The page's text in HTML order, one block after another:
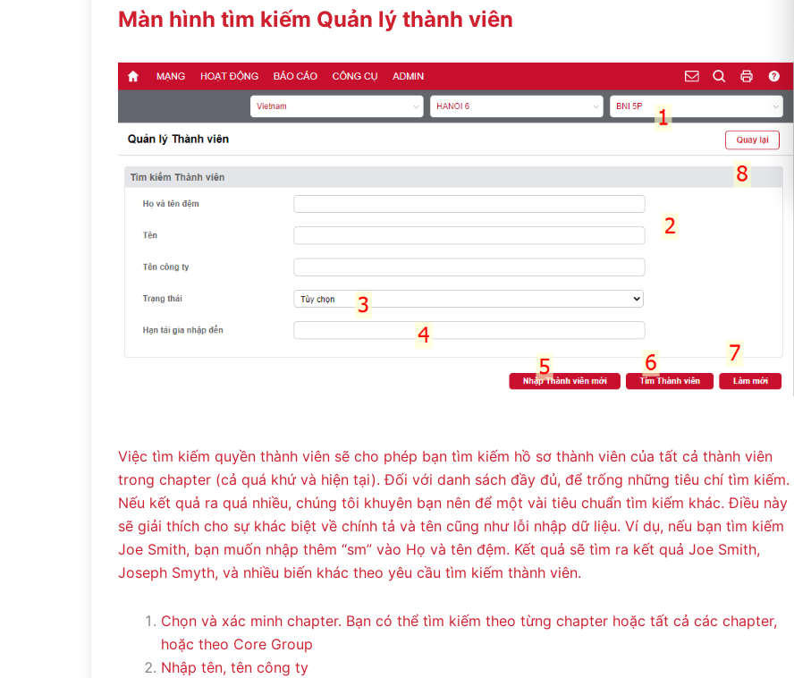
Màn hình tìm kiếm Quản lý thành viên
Việc tìm kiếm quyền thành viên sẽ cho phép bạn tìm kiếm hồ sơ thành viên của tất cả thành viên
trong chapter (cả quá khứ và hiện tại). Đối với danh sách đầy đủ, để trống những tiêu chí tìm kiếm.
Nếu kết quả ra quá nhiều, chúng tôi khuyên bạn nên để một vài tiêu chuẩn tìm kiếm khác. Điều này
sẽ giải thích cho sự khác biệt về chính tả và tên cũng như lỗi nhập dữ liệu. Ví dụ, nếu bạn tìm kiếm
Joe Smith, bạn muốn nhập thêm “sm” vào Họ và tên đệm. Kết quả sẽ tìm ra kết quả Joe Smith,
Joseph Smyth, và nhiều biến khác theo yêu cầu tìm kiếm thành viên.
Chọn và xác minh chapter. Bạn có thể tìm kiếm theo từng chapter hoặc tất cả các chapter,
hoặc theo Core Group
Nhập tên, tên công ty